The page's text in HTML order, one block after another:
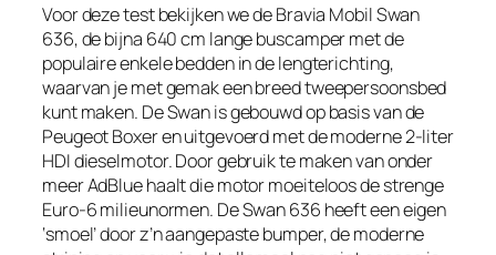
Voor deze test bekijken we de Bravia Mobil Swan
636, de bijna 640 cm lange buscamper met de
populaire enkele bedden in de lengterichting,
waarvan je met gemak een breed tweepersoonsbed
kunt maken. De Swan is gebouwd op basis van de
Peugeot Boxer en uitgevoerd met de moderne 2-liter
HDI dieselmotor. Door gebruik te maken van onder
meer AdBlue haalt die motor moeiteloos de strenge
Euro-6 milieunormen. De Swan 636 heeft een eigen
‘smoel’ door z’n aangepaste bumper, de moderne